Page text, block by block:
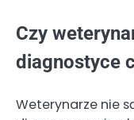
Czy
diagnostyce
Weterynarze nie